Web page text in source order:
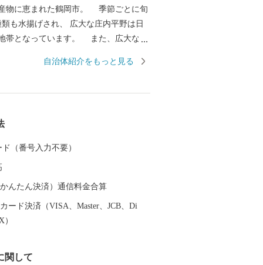
物に恵まれた鶴岡市。 季節ごとに旬
も水揚げされ、 広大な庄内平野は日
帯となっています。 また、広大な土
行事や特色あるまつりは、今もなお
について ----------------------------------
に関する問い合わせ 株式会社チャンピ
自治体紹介をもっと見る
ド（番号入力不要）
かんたん決済）通信料金合算
ード決済（VISA、Master、JCB、Di
関して